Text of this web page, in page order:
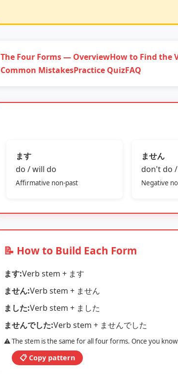
The Four Forms — OverviewHow to Find the
Common MistakesPractice QuizFAQ
ます
do / will do
Affirmative non‑past
ません
don't do
Negative
📝 How to Build Each Form
ます:Verb stem + ます
ません:Verb stem + ません
ました:Verb stem + ました
ませんでした:Verb stem + ませんでした
⚠️ The stem is the same for all four forms. Once you
📋 Copy pattern